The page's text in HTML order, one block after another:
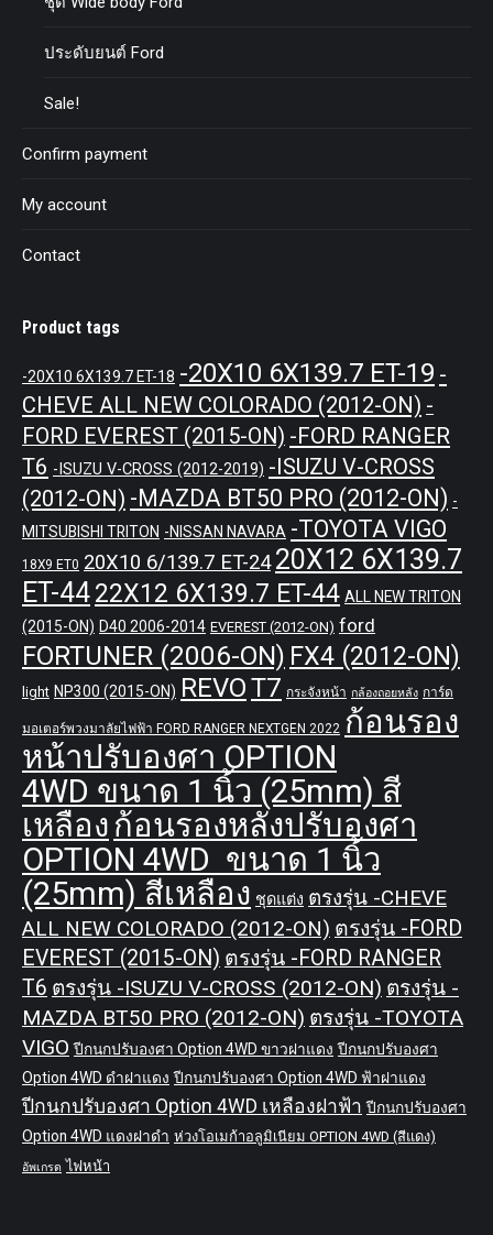
ประดับยนต์ Ford
Sale!
Confirm payment
My account
Contact
Product tags
-20X10 6X139.7 ET-18 -20X10 6X139.7 ET-19 -
CHEVE ALL NEW COLORADO (2012-ON) -
FORD EVEREST (2015-ON) -FORD RANGER
T6 -ISUZU V-CROSS (2012-2019) -ISUZU V-CROSS
(2012-ON) -MAZDA BT50 PRO (2012-ON) -
MITSUBISHI TRITON -NISSAN NAVARA -TOYOTA VIGO
18X9 ET0 20X10 6/139.7 ET-24 20X12 6X139.7
ET-4422X12 6X139.7 ET-44 ALL NEW TRITON
(2015-ON) D40 2006-2014 EVEREST (2012-ON) ford
FORTUNER (2006-ON) FX4 (2012-ON)
light NP300 (2015-ON) REVOT7 กระจังหน้า กล้องถอยหลัง การ์ด
มอเตอร์พวงมาลัยไฟฟ้า FORD RANGER NEXTGEN 2022 ก้อนรอง
หน้าปรับองศา OPTION
4WD ขนาด 1 นิ้ว (25mm) สี
เหลือง ก้อนรองหลังปรับองศา
OPTION 4WD ขนาด 1 นิ้ว
(25mm) สีเหลือง ชุดแต่ง ตรงรุ่น -CHEVE
ALL NEW COLORADO (2012-ON) ตรงรุ่น -FORD
EVEREST (2015-ON) ตรงรุ่น -FORD RANGER
T6 ตรงรุ่น -ISUZU V-CROSS (2012-ON) ตรงรุ่น -
MAZDA BT50 PRO (2012-ON) ตรงรุ่น -TOYOTA
VIGO ปีกนกปรับองศา Option 4WD ขาวฝาแดง ปีกนกปรับองศา
Option 4WD ดำฝาแดง ปีกนกปรับองศา Option 4WD ฟ้าฝาแดง
ปีกนกปรับองศา Option 4WD เหลืองฝาฟ้า ปีกนกปรับองศา
Option 4WD แดงฝาดำ ห่วงโอเมก้าอลูมิเนียม OPTION 4WD (สีแดง)
อัพเกรด ไฟหน้า